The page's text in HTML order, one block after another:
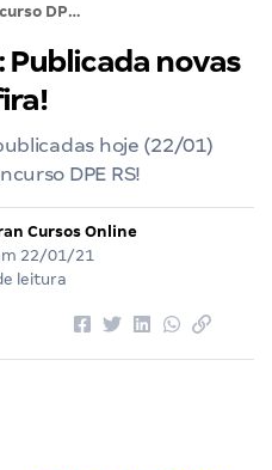
Concurso DPE RS: Publicada novas nomeações! Confira!
Publicada novas
hoje (22/01)
DPE RS!
Cursos Online
22/01/21
leitura